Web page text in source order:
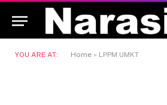
YOU ARE AT: Home » LPPM UMKT